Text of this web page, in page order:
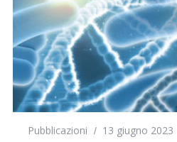
Pubblicazioni 13 giugno 2023